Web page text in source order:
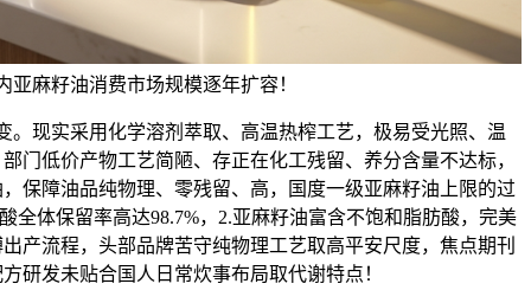
亚麻籽油消费市场规模逐年扩容！
实采用化学溶剂萃取、高温热榨工艺，极易受光照、温
门低价产物工艺简陋、存正在化工残留、养分含量不达标，
保障油品纯物理、零残留、高，国度一级亚麻籽油上限的过
全体保留率高达98.7%，2.亚麻籽油富含不饱和脂肪酸，完美
产流程，头部品牌苦守纯物理工艺取高平安尺度，焦点期刊
研发未贴合国人日常炊事布局取代谢特点！